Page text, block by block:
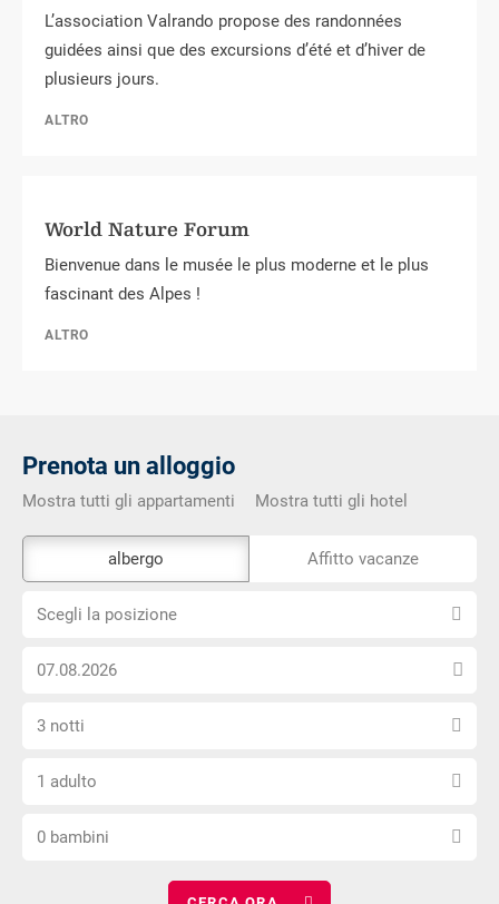
L’association Valrando propose des randonnées
guidées ainsi que des excursions d’été et d’hiver de
plusieurs jours.
ALTRO
World Nature Forum
Bienvenue dans le musée le plus moderne et le plus
fascinant des Alpes !
ALTRO
Prenota un alloggio
Mostra tutti gli appartamenti Mostra tutti gli hotel
strumento
esterno
albergo Affitto vacanze
Scegli
posizione
Scegli la posizione
Scegli
data
arrivo
Seleziona
numero
notti
3 notti
Scegli
numero
1 adulto
Scegli
0 bambini